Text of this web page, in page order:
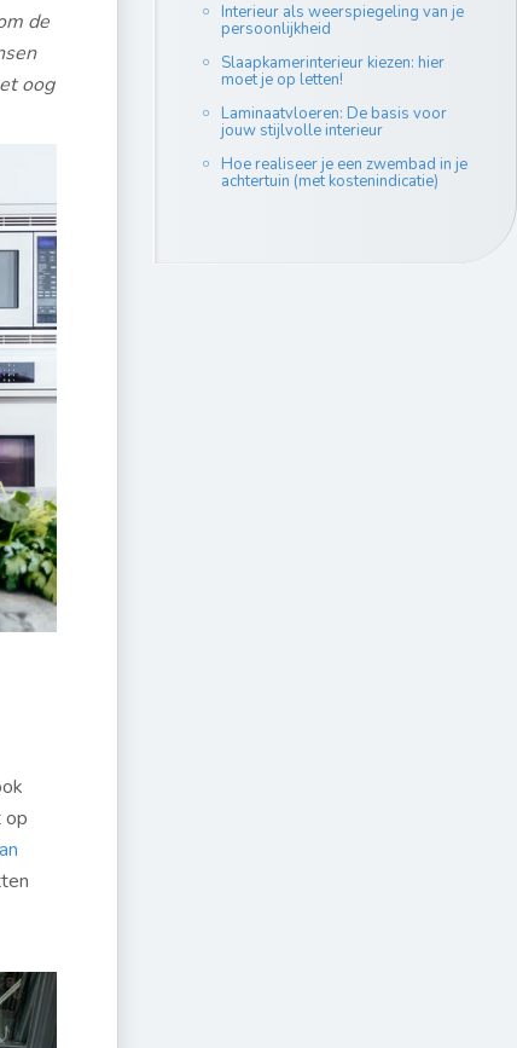
de
oog
op
Interieur als weerspiegeling van je
persoonlijkheid
Slaapkamerinterieur kiezen: hier
moet je op letten!
Laminaatvloeren: De basis voor
jouw stijlvolle interieur
Hoe realiseer je een zwembad in je
achtertuin (met kostenindicatie)